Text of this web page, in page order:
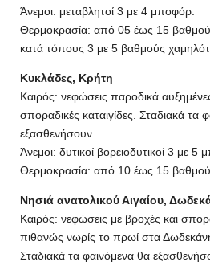
Άνεμοι: μεταβλητοί 3 με 4 μποφόρ.
Θερμοκρασία: από 05 έως 15
κατά τόπους 3 με 5 βαθμούς
Κυκλάδες, Κρήτη
Καιρός: νεφώσεις παροδικά
σποραδικές καταιγίδες. Σταδιακά τα
εξασθενήσουν.
Άνεμοι: δυτικοί βορειοδυτικοί 3 με 5
Θερμοκρασία: από 10 έως 15
Νησιά ανατολικού Αιγαίου,
Καιρός: νεφώσεις με βροχές και
πιθανώς νωρίς το πρωί στα
Σταδιακά τα φαινόμενα θα